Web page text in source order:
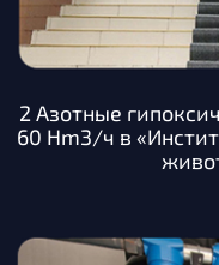
2 Азотные
60 Hm3/ч в